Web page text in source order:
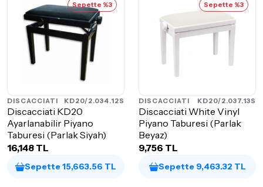
Sepette %3
DISCACCIATI KD20/2.034.12S
Discacciati KD20
Ayarlanabilir Piyano
Taburesi (Parlak Siyah)
16,148 TL
Sepette 15,663.56 TL
Sepette %3
DISCACCIATI KD20/2.037.13S
Discacciati White Vinyl
Piyano Taburesi (Parlak
Beyaz)
9,756 TL
Sepette 9,463.32 TL